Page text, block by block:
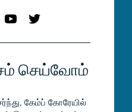
செய்வோம்
கேம்ப் கோரேயில்